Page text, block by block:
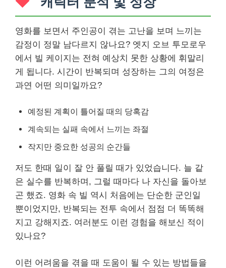
영화를 보면서 주인공이 겪는 고난을 보며 느끼는
감정이 정말 남다르지 않나요? 엣지 오브 투모로우
에서 빌 케이지는 전혀 예상치 못한 상황에 휘말리
게 됩니다. 시간이 반복되며 성장하는 그의 여정은
과연 어떤 의미일까요?
예정된 계획이 틀어질 때의 당혹감
계속되는 실패 속에서 느끼는 좌절
작지만 중요한 성공의 순간들
저도 한때 일이 잘 안 풀릴 때가 있었습니다. 늘 같
은 실수를 반복하며, 그럴 때마다 나 자신을 돌아보
곤 했죠. 영화 속 빌 역시 처음에는 단순한 군인일
뿐이었지만, 반복되는 전투 속에서 점점 더 똑똑해
지고 강해지죠. 여러분도 이런 경험을 해보신 적이
있나요?
이런 어려움을 겪을 때 도움이 될 수 있는 방법들을